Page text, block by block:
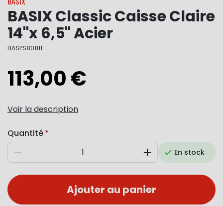
BASIX Classic Caisse Claire
14"x 6,5" Acier
BASPS801111
113,00 €
Voir la description
Quantité
Diminuer AugmenterEn stock
Ajouter au panier